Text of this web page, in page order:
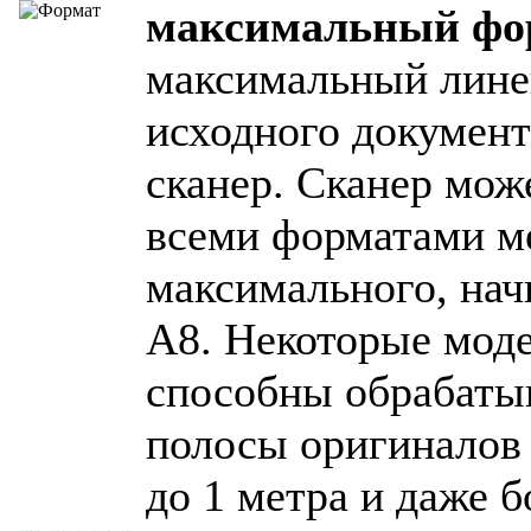
максимальный
максимальный
исходного
сканер. Сканер
всеми форматами
максимального,
А8. Некоторые
способны
полосы
до 1 метра и даже